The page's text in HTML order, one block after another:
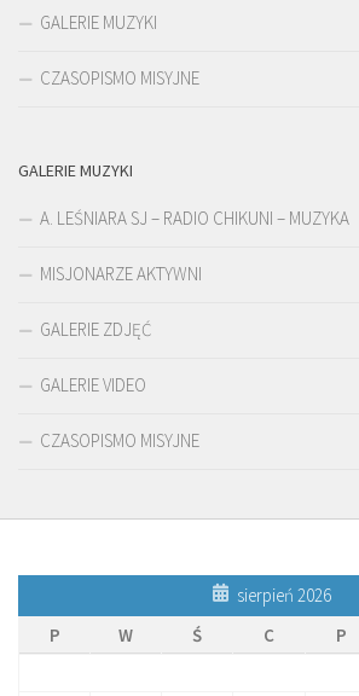
GALERIE MUZYKI
CZASOPISMO MISYJNE
GALERIE MUZYKI
A. LEŚNIARA SJ – RADIO CHIKUNI – MUZYKA
MISJONARZE AKTYWNI
GALERIE ZDJĘĆ
GALERIE VIDEO
CZASOPISMO MISYJNE
sierpień 2026
P
W Ś C P